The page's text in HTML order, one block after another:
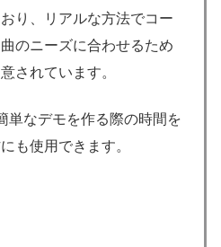
り、リアルな方法でコー
のニーズに合わせるため
されています。
単なデモを作る際の時間を
も使用できます。